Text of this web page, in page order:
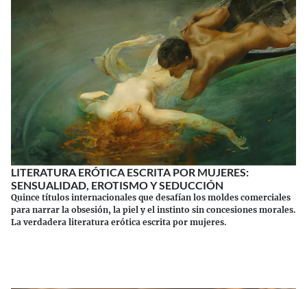
LITERATURA ERÓTICA ESCRITA POR MUJERES:
SENSUALIDAD, EROTISMO Y SEDUCCIÓN
Quince títulos internacionales que desafían los moldes comerciales
para narrar la obsesión, la piel y el instinto sin concesiones morales.
La verdadera literatura erótica escrita por mujeres.